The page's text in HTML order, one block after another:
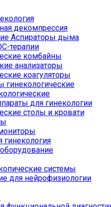
декомпрессия
Аспираторы дыма
терапии
комбайны
анализаторы
коагуляторы
гинекологические
для гинекологии
столы и кровати
гинекология
системы
для нейрофизиологии